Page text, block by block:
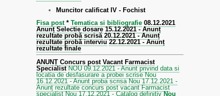
Muncitor calificat IV - Fochist
Fisa post* Tematica si bibliografie 08.12.2021
Anunț Selectie dosare 15.12.2021 - Anunț
rezultate probă scrisă 20.12.2021 - Anunț
rezultate probă interviu 22.12.2021 - Anunț
rezultate finale
ANUNȚ Concurs post Vacant Farmacist
Specialist NOU 09.12.2021 - Anunt privind data si
locatia de desfasurare a probei scrise Nou
16.12.2021 - Anunt proba scrisa Nou 17.12.2021 -
Anunț rezultate concurs post vacant Farmacist
specialist Nou 17.12.2021 - Catalog definitiv Nou